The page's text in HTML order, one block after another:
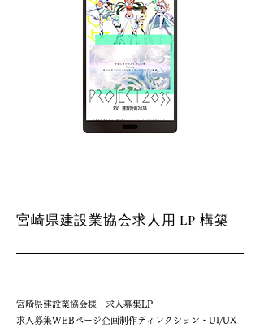
宮崎県建設業協会求人用 LP 構築
宮崎県建設業協会様 求人募集LP
求人募集WEBページ企画制作ディレクション・UI/UX